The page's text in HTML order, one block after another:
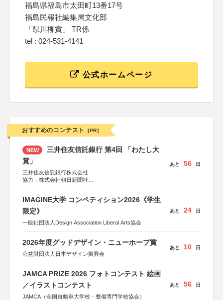
福島県福島市太田町13番17号
福島民報社編集局文化部
「県川柳賞」 TR係
tel : 024-531-4141
公式ホームページ
おすすめのコンテスト [PR]
NEW
三井住友信託銀行 第4回 「わたし大
賞」
三井住友信託銀行株式会社
協力：株式会社朝日新聞社
あと 56 日
IMAGINE大学 コンペティション2026《学生
限定》
一般社団法人Design Association Liberal Arts協会
あと 24 日
2026年度グッドデザイン・ニューホープ賞
公益財団法人日本デザイン振興会
あと 10 日
JAMCA PRIZE 2026 フォトコンテスト 絵画
／イラストコンテスト
JAMCA（全国自動車大学校・整備専門学校協会）
あと 56 日